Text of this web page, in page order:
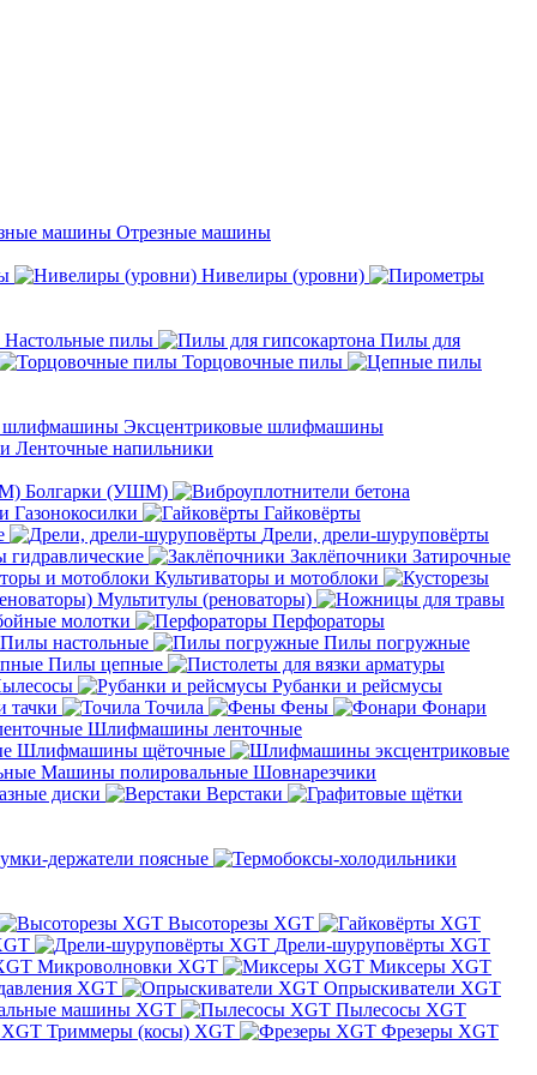
Отрезные машины
Нивелиры (уровни)
Настольные пилы
Пилы для
Торцовочные пилы
Эксцентриковые шлифмашины
Ленточные напильники
Болгарки (УШМ)
Газонокосилки
Гайковёрты
Дрели, дрели-шуруповёрты
гидравлические
Заклёпочники Затирочные
Культиваторы и мотоблоки
Мультитулы (реноваторы)
молотки
Перфораторы
Пилы настольные
Пилы погружные
Пилы цепные
Рубанки и рейсмусы
тачки
Точила Фены
Фонари
Шлифмашины ленточные
Шлифмашины щёточные
Машины полировальные Шовнарезчики
диски
Верстаки
держатели поясные
Высоторезы XGT
Дрели-шуруповёрты XGT
Микроволновки XGT
Миксеры XGT
XGT
Опрыскиватели XGT
машины XGT
Пылесосы XGT
Триммеры (косы) XGT
Фрезеры XGT